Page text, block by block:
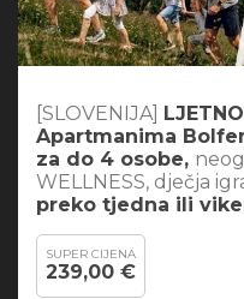
[SLOVENIJA]
Apartmanima
za do 4 osobe,
WELLNESS, dječja
preko tjedna ili
SUPER CIJENA
239,00 €